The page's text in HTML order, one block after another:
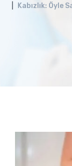
Kabızlık: Öyle